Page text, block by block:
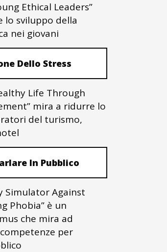
Ethical Leaders”
lo sviluppo della
nei giovani
Dello Stress
Life Through
mira a ridurre lo
del turismo,
In Pubblico
Simulator Against
Phobia” è un
che mira ad
per